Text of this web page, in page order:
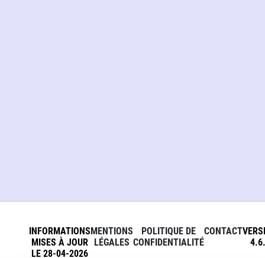
INFORMATIONS
MISES À JOUR
LE 28-04-2026
MENTIONS
LÉGALES
POLITIQUE DE
CONFIDENTIALITÉ
CONTACT